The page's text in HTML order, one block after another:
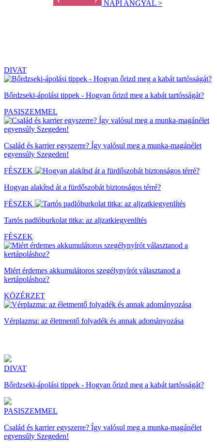
NAPI ANGYAL >
DIVAT
Bőrdzseki-ápolási tippek - Hogyan őrizd meg a kabát tartósságát?
PASISZEMMEL
Család és karrier egyszerre? Így valósul meg a munka-magánélet
egyensúly Szegeden!
FÉSZEK
Hogyan alakítsd át a fürdőszobát biztonságos térré?
FÉSZEK
Tartós padlóburkolat titka: az aljzatkiegyenlítés
FÉSZEK
Miért érdemes akkumulátoros szegélynyírót választanod a
kertápoláshoz?
KÖZÉRZET
Vérplazma: az életmentő folyadék és annak adományozása
DIVAT
Bőrdzseki-ápolási tippek - Hogyan őrizd meg a kabát tartósságát?
PASISZEMMEL
Család és karrier egyszerre? Így valósul meg a munka-magánélet
egyensúly Szegeden!